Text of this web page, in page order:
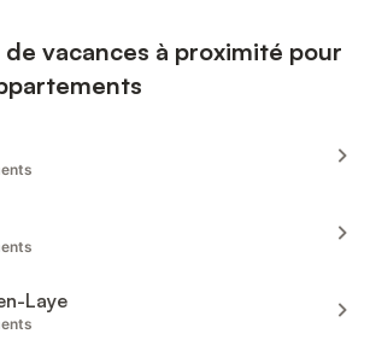
vacances à proximité pour
Laye